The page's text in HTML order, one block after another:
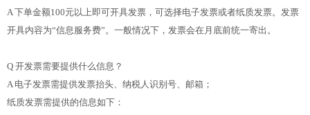
A 下单金额100元以上即可开具发票，可选择电子发票或者纸质发票。发票
开具内容为“信息服务费”。一般情况下，发票会在月底前统一寄出。
Q 开发票需要提供什么信息？
A 电子发票需提供发票抬头、纳税人识别号、邮箱；
纸质发票需提供的信息如下：